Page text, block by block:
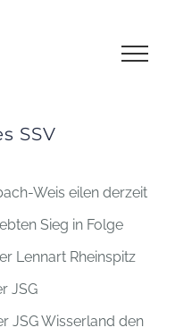
SSV
Weis eilen derzeit
Sieg in Folge
Lennart Rheinspitz
JSG
JSG Wisserland den